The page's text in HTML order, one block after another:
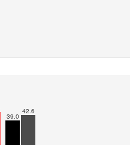
39.0
42.6